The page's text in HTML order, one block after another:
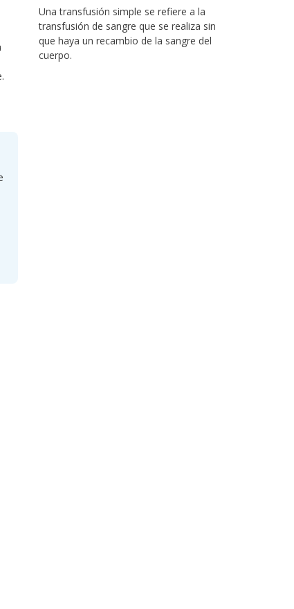
Una transfusión simple se refiere a la
transfusión de sangre que se realiza sin
que haya un recambio de la sangre del
cuerpo.